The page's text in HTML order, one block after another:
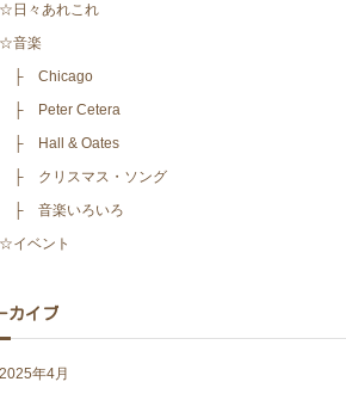
日々あれこれ
音楽
Chicago
Peter Cetera
Hall & Oates
クリスマス・ソング
音楽いろいろ
イベント
カイブ
年4月